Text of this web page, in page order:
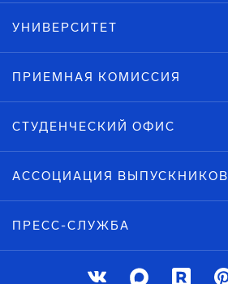
УНИВЕРСИТЕТ
ПРИЕМНАЯ КОМИССИЯ
СТУДЕНЧЕСКИЙ ОФИС
АССОЦИАЦИЯ ВЫПУСКНИКОВ
ПРЕСС-СЛУЖБА